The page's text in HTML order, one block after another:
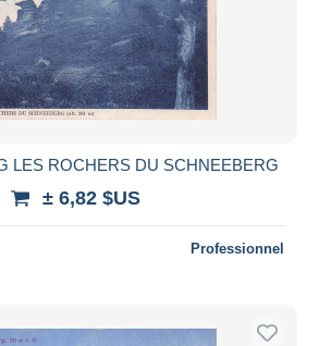
LES ROCHERS DU SCHNEEBERG
± 6,82 $US
Professionnel